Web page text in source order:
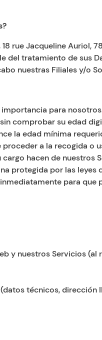
rue Jacqueline Auriol,
del tratamiento de sus
nuestras Filiales y/o
para
comprobar su edad
la edad mínima
a la recogida o
hacen de nuestros
protegida por las
para
y nuestros Servicios
técnicos, dirección